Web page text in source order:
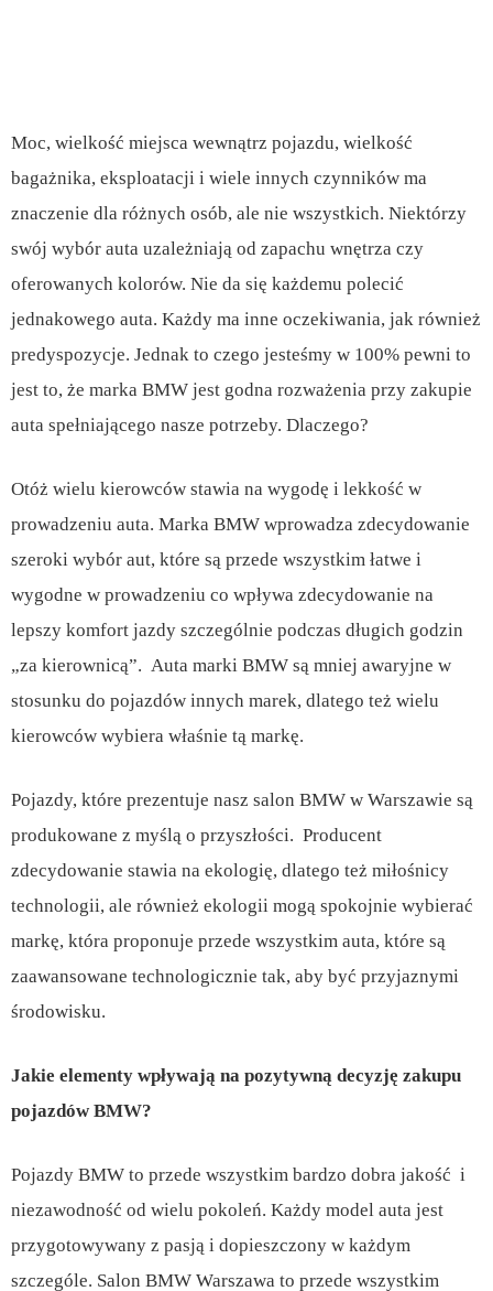
Moc, wielkość miejsca wewnątrz pojazdu, wielkość
bagażnika, eksploatacji i wiele innych czynników ma
znaczenie dla różnych osób, ale nie wszystkich. Niektórzy
swój wybór auta uzależniają od zapachu wnętrza czy
oferowanych kolorów. Nie da się każdemu polecić
jednakowego auta. Każdy ma inne oczekiwania, jak również
predyspozycje. Jednak to czego jesteśmy w 100% pewni to
jest to, że marka BMW jest godna rozważenia przy zakupie
auta spełniającego nasze potrzeby. Dlaczego?
Otóż wielu kierowców stawia na wygodę i lekkość w
prowadzeniu auta. Marka BMW wprowadza zdecydowanie
szeroki wybór aut, które są przede wszystkim łatwe i
wygodne w prowadzeniu co wpływa zdecydowanie na
lepszy komfort jazdy szczególnie podczas długich godzin
„za kierownicą”. Auta marki BMW są mniej awaryjne w
stosunku do pojazdów innych marek, dlatego też wielu
kierowców wybiera właśnie tą markę.
Pojazdy, które prezentuje nasz salon BMW w Warszawie są
produkowane z myślą o przyszłości. Producent
zdecydowanie stawia na ekologię, dlatego też miłośnicy
technologii, ale również ekologii mogą spokojnie wybierać
markę, która proponuje przede wszystkim auta, które są
zaawansowane technologicznie tak, aby być przyjaznymi
środowisku.
Jakie elementy wpływają na pozytywną decyzję zakupu
pojazdów BMW?
Pojazdy BMW to przede wszystkim bardzo dobra jakość i
niezawodność od wielu pokoleń. Każdy model auta jest
przygotowywany z pasją i dopieszczony w każdym
szczególe. Salon BMW Warszawa to przede wszystkim